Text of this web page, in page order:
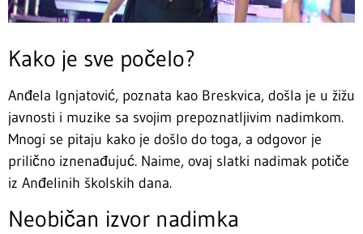
Kako je sve počelo?
Anđela Ignjatović, poznata kao Breskvica, došla je u žižu
javnosti i muzike sa svojim prepoznatljivim nadimkom.
Mnogi se pitaju kako je došlo do toga, a odgovor je
prilično iznenađujuć. Naime, ovaj slatki nadimak potiče
iz Anđelinih školskih dana.
Neobičan izvor nadimka